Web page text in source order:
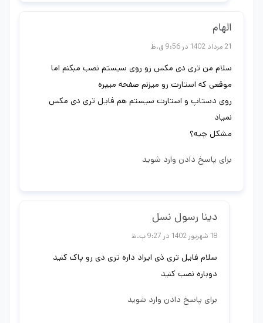
الهام
21 مرداد 1402 در 9:56 ق.ظ
سلام من تری دی مکس رو روی سیستم نصب مبکنم اما
موقعی که استارت رو میزنم صفحه میپره
روی دستاپ و استارت سیستم هم فایل تری دی مکس
نمیاد
مشکل چیه؟
برای پاسخ دادن وارد شوید
دینا رسول نسل
18 شهریور 1402 در 9:27 ب.ظ
سلام فایل تری ذی ایراد داره تری دی رو پاک کنید
دوباره نصب کنید
برای پاسخ دادن وارد شوید